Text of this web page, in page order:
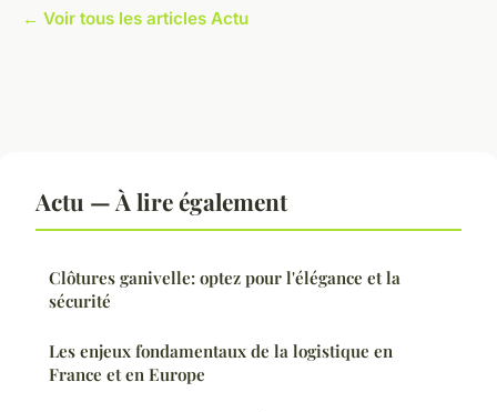
← Voir tous les articles Actu
Actu — À lire également
Clôtures ganivelle: optez pour l'élégance et la
sécurité
Les enjeux fondamentaux de la logistique en
France et en Europe